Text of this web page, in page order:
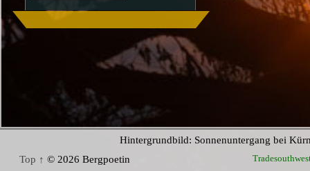
Hintergrundbild: Sonnenuntergang bei
Top ↑ © 2026 Bergpoetin